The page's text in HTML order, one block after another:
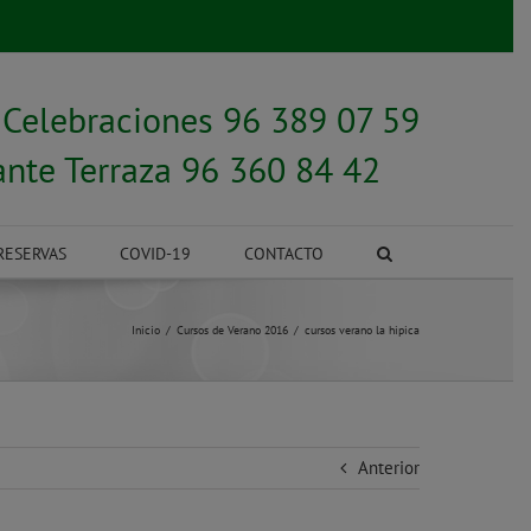
Celebraciones 96 389 07 59
Terraza 96 360 84 42
COVID-19 CONTACTO
Inicio Cursos de Verano 2016 cursos verano la hipica
Anterior